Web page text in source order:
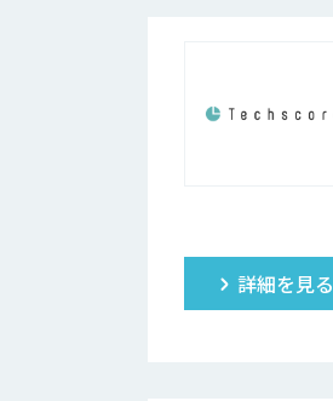
詳細を見る